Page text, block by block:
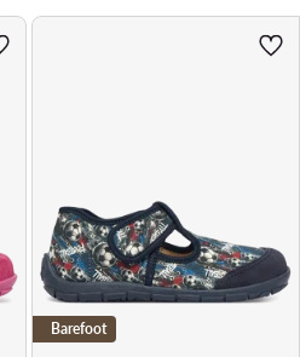
Barefoot